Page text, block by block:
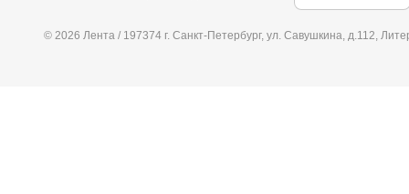
© 2026 Лента / 197374 г. Санкт-Петербург, ул. Савушкина, д.112,